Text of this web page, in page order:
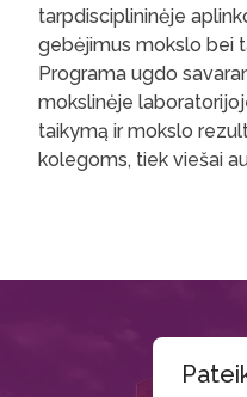
tarpdisciplininėje
gebėjimus mokslo bei
Programa ugdo
mokslinėje
taikymą ir mokslo
kolegoms, tiek viešai